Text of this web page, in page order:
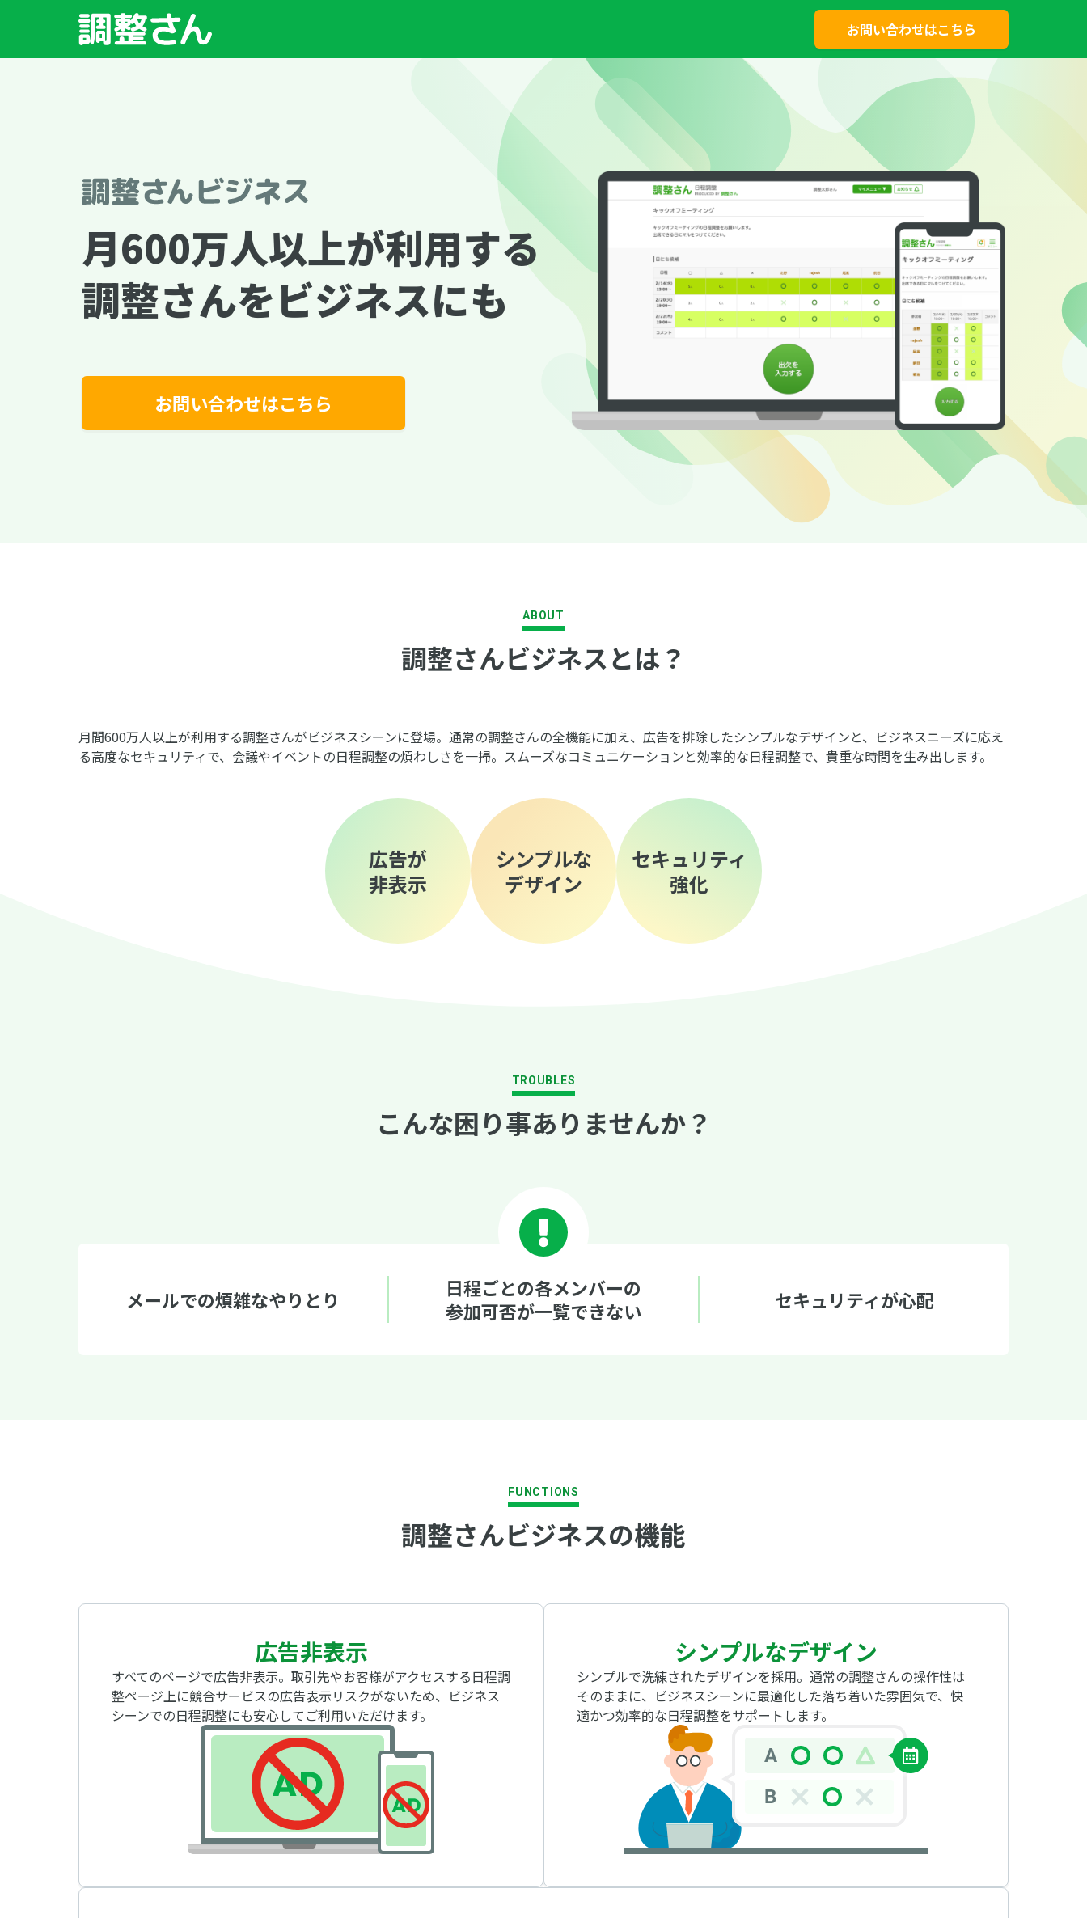
お問い合わせはこちら
月600万人以上が利用する
調整さんをビジネスにも
お問い合わせはこちら
ABOUT
調整さんビジネスとは？
月間600万人以上が利用する調整さんがビジネスシーンに登場。通常の調整さんの全機能に加え、広告を排除したシンプルなデザインと、ビジネスニーズに応え
る高度なセキュリティで、会議やイベントの日程調整の煩わしさを一掃。スムーズなコミュニケーションと効率的な日程調整で、貴重な時間を生み出します。
広告が
非表示
シンプルな
デザイン
セキュリティ
強化
TROUBLES
こんな困り事ありませんか？
メールでの煩雑なやりとり
日程ごとの各メンバーの
参加可否が一覧できない
セキュリティが心配
FUNCTIONS
調整さんビジネスの機能
広告非表示
すべてのページで広告非表示。取引先やお客様がアクセスする日程調
整ページ上に競合サービスの広告表示リスクがないため、ビジネス
シーンでの日程調整にも安心してご利用いただけます。
シンプルなデザイン
シンプルで洗練されたデザインを採用。通常の調整さんの操作性は
そのままに、ビジネスシーンに最適化した落ち着いた雰囲気で、快
適かつ効率的な日程調整をサポートします。